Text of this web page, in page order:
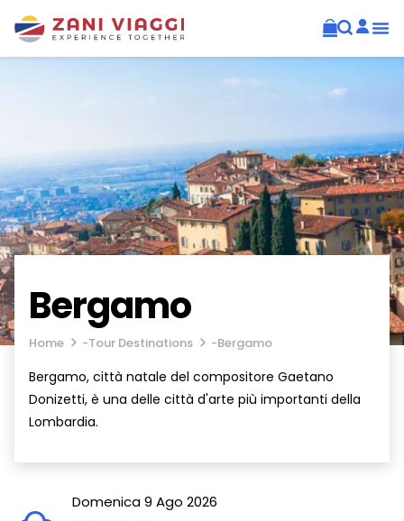
Bergamo
Home -Tour Destinations -Bergamo
Bergamo, città natale del compositore Gaetano
Donizetti, è una delle città d'arte più importanti della
Lombardia.
Domenica 9 Ago 2026